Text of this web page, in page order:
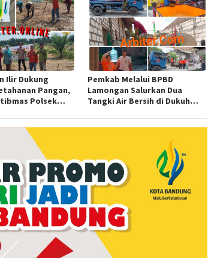
Ilir Dukung
Pangan,
Polsek
di Desa Sungai
Pemkab Melalui BPBD
Lamongan Salurkan Dua
Tangki Air Bersih di Dukuh